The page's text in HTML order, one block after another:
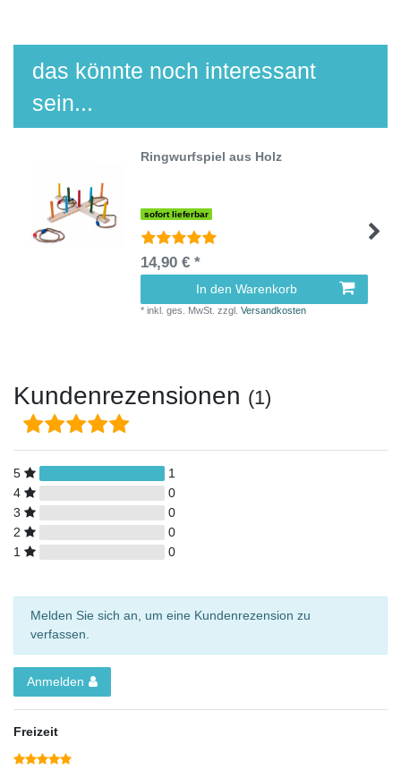
das könnte noch interessant
sein...
Ringwurfspiel aus Holz
sofort lieferbar
14,90 € *
In den Warenkorb
*inkl. ges. MwSt. zzgl.Versandkosten
Kundenrezensionen (1)
5
1
4
0
3
0
2
0
1
0
Melden Sie sich an, um eine Kundenrezension zu
verfassen.
Anmelden
Freizeit